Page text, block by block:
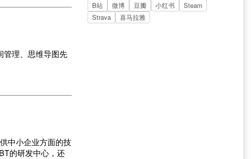
管理、思维导图先
中小企业方面的技
的研发中心，还
B站 微博 豆瓣 小红书
Steam
Strava
喜马拉雅